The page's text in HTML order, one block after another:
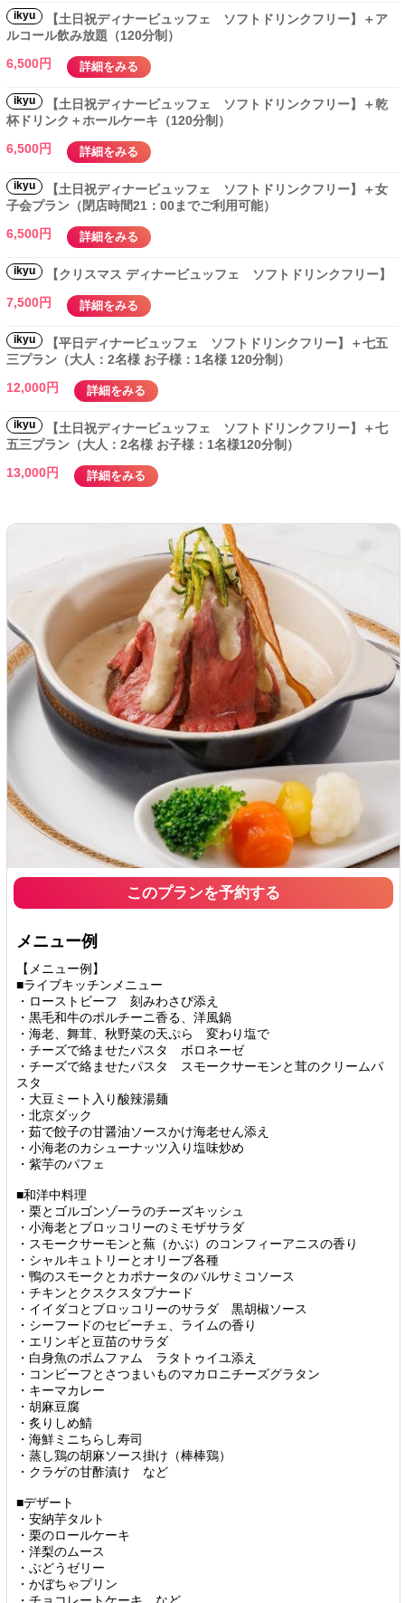
ikyu
【土日祝ディナービュッフェ ソフトドリンクフリー】＋ア
ルコール飲み放題（120分制）
6,500円
詳細をみる
ikyu
【土日祝ディナービュッフェ ソフトドリンクフリー】＋乾
杯ドリンク＋ホールケーキ（120分制）
6,500円
詳細をみる
ikyu
【土日祝ディナービュッフェ ソフトドリンクフリー】＋女
子会プラン（閉店時間21：00までご利用可能）
6,500円
詳細をみる
ikyu
【クリスマス ディナービュッフェ ソフトドリンクフリー】
7,500円
詳細をみる
ikyu
【平日ディナービュッフェ ソフトドリンクフリー】＋七五
三プラン（大人：2名様 お子様：1名様 120分制）
12,000円
詳細をみる
ikyu
【土日祝ディナービュッフェ ソフトドリンクフリー】＋七
五三プラン（大人：2名様 お子様：1名様120分制）
13,000円
詳細をみる
このプランを予約する
メニュー例
【メニュー例】
■ライブキッチンメニュー
・ローストビーフ 刻みわさび添え
・黒毛和牛のポルチーニ香る、洋風鍋
・海老、舞茸、秋野菜の天ぷら 変わり塩で
・チーズで絡ませたパスタ ボロネーゼ
・チーズで絡ませたパスタ スモークサーモンと茸のクリームパ
スタ
・大豆ミート入り酸辣湯麺
・北京ダック
・茹で餃子の甘醤油ソースかけ海老せん添え
・小海老のカシューナッツ入り塩味炒め
・紫芋のパフェ
■和洋中料理
・栗とゴルゴンゾーラのチーズキッシュ
・小海老とブロッコリーのミモザサラダ
・スモークサーモンと蕪（かぶ）のコンフィーアニスの香り
・シャルキュトリーとオリーブ各種
・鴨のスモークとカポナータのバルサミコソース
・チキンとクスクスタプナード
・イイダコとブロッコリーのサラダ 黒胡椒ソース
・シーフードのセビーチェ、ライムの香り
・エリンギと豆苗のサラダ
・白身魚のボムファム ラタトゥイユ添え
・コンビーフとさつまいものマカロニチーズグラタン
・キーマカレー
・胡麻豆腐
・炙りしめ鯖
・海鮮ミニちらし寿司
・蒸し鶏の胡麻ソース掛け（棒棒鶏）
・クラゲの甘酢漬け など
■デザート
・安納芋タルト
・栗のロールケーキ
・洋梨のムース
・ぶどうゼリー
・かぼちゃプリン